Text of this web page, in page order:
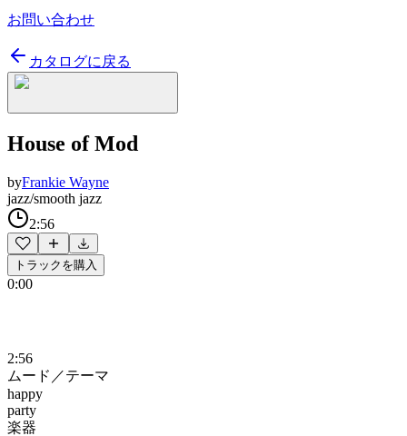
お問い合わせ
カタログに戻る
House of Mod
byFrankie Wayne
jazz/smooth jazz
2:56
トラックを購入
0:00
2:56
ムード／テーマ
happy
party
楽器